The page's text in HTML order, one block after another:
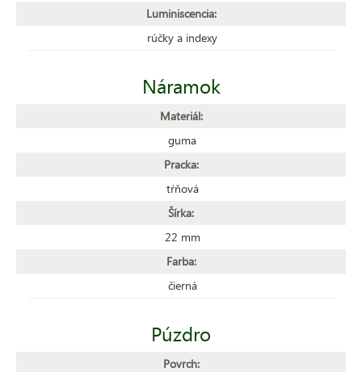
Luminiscencia:
rúčky a indexy
Náramok
Materiál:
guma
Pracka:
tŕňová
Šírka:
22 mm
Farba:
čierná
Púzdro
Povrch: